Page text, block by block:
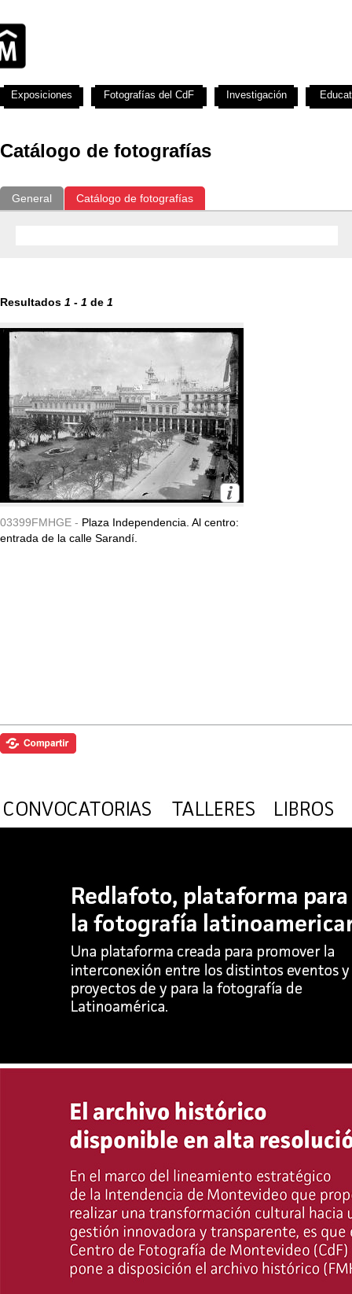
Catálogo de fotografías
General Catálogo de fotografías
Resultados 1 - 1 de 1
03399FMHGE - Plaza Independencia. Al centro:
entrada de la calle Sarandí.
Exposiciones Fotografías del CdF Investigación